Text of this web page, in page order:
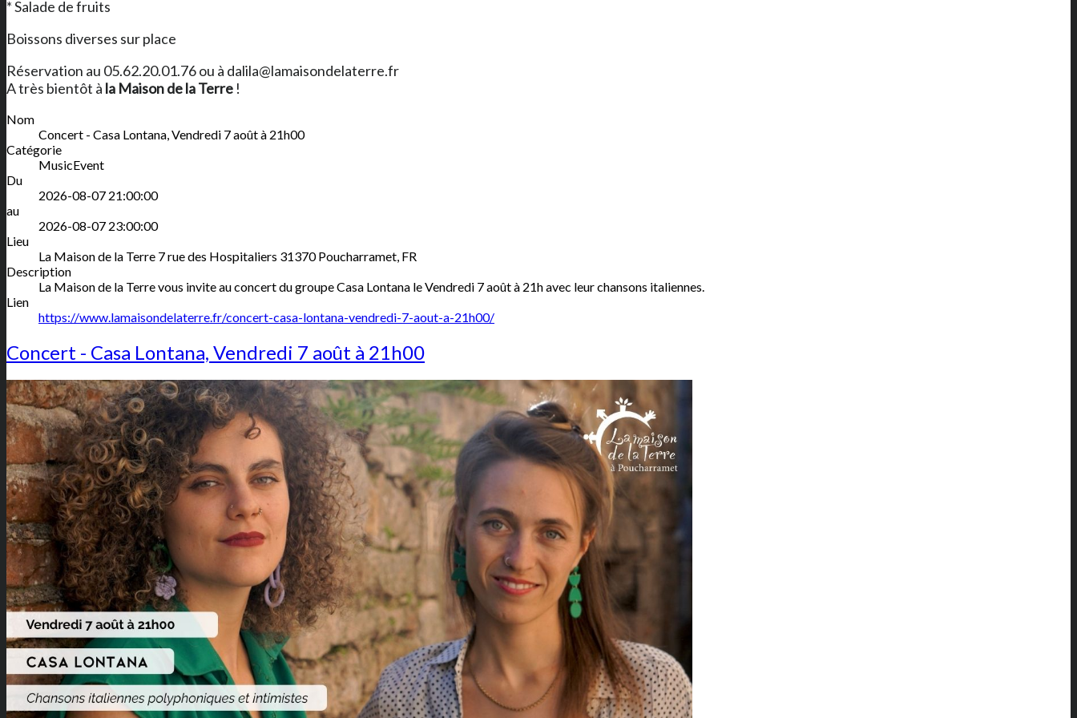
* Salade de fruits
Boissons diverses sur place
Réservation au 05.62.20.01.76 ou à dalila@lamaisondelaterre.fr
A très bientôt à la Maison de la Terre !
Nom
Concert - Casa Lontana, Vendredi 7 août à 21h00
Catégorie
MusicEvent
Du
2026-08-07 21:00:00
au
2026-08-07 23:00:00
Lieu
La Maison de la Terre 7 rue des Hospitaliers 31370 Poucharramet, FR
Description
La Maison de la Terre vous invite au concert du groupe Casa Lontana le Vendredi 7 août à 21h avec leur chansons italiennes.
Lien
https://www.lamaisondelaterre.fr/concert-casa-lontana-vendredi-7-aout-a-21h00/
Concert - Casa Lontana, Vendredi 7 août à 21h00